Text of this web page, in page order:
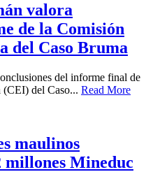
valora
de la Comisión
del Caso Bruma
del informe final de
(CEI) del Caso... Read More
maulinos
millones Mineduc